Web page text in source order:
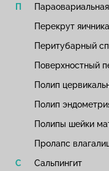
Перекрут яичника
Перитубарный
Поверхностный
Полип
Полип
Полипы шейки
Пролапс
Сальпингит